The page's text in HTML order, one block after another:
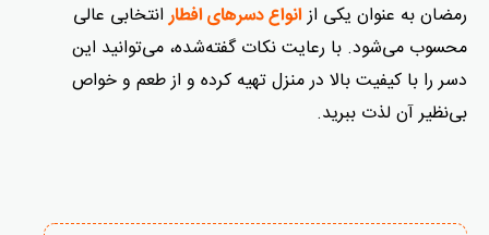
رمضان به عنوان یکی ازانواع دسرهای افطارانتخابی عالی
محسوب می‌شود. با رعایت نکات گفته‌شده، می‌توانید این
دسر را با کیفیت بالا در منزل تهیه کرده و از طعم و خواص
بی‌نظیر آن لذت ببرید.